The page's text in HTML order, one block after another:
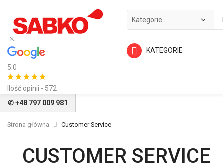
5.0
Ilość opinii - 572
KATEGORIE
✆ +48 797 009 981
Strona główna Customer Service
CUSTOMER SERVICE